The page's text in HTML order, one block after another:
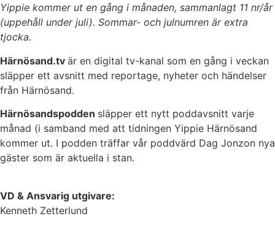
Yippie kommer ut en gång i månaden, sammanlagt 11 nr/år
(uppehåll under juli). Sommar- och julnumren är extra
tjocka.
Härnösand.tv är en digital tv-kanal som en gång i veckan
släpper ett avsnitt med reportage, nyheter och händelser
från Härnösand.
Härnösandspodden släpper ett nytt poddavsnitt varje
månad (i samband med att tidningen Yippie Härnösand
kommer ut. I podden träffar vår poddvärd Dag Jonzon nya
gäster som är aktuella i stan.
VD & Ansvarig utgivare:
Kenneth Zetterlund